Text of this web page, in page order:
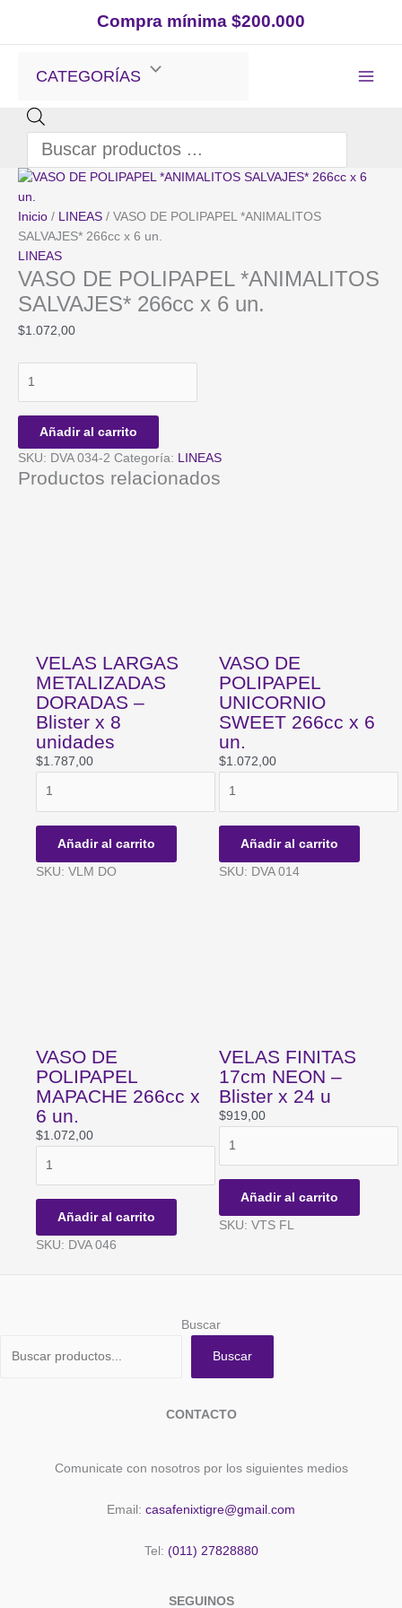
contenido
Compra mínima $200.000
CATEGORÍAS
de
productos
Inicio / LINEAS / VASO DE POLIPAPEL *ANIMALITOS
SALVAJES* 266cc x 6 un.
LINEAS
VASO DE POLIPAPEL *ANIMALITOS
SALVAJES* 266cc x 6 un.
$1.072,00
DE
*ANIMALITOS
SALVAJES*
266cc
x
Añadir al carrito
SKU: DVA 034-2 Categoría: LINEAS
Productos relacionados
VELAS LARGAS
METALIZADAS
DORADAS –
Blister x 8
unidades
$1.787,00
DORADAS
-
Blister
Añadir al carrito
SKU: VLM DO
VASO DE
POLIPAPEL
UNICORNIO
SWEET 266cc x 6
un.
$1.072,00
UNICORNIO
SWEET
266cc
Añadir al carrito
SKU: DVA 014
VASO DE
POLIPAPEL
MAPACHE 266cc x
6 un.
$1.072,00
DE
MAPACHE
266cc
x
Añadir al carrito
SKU: DVA 046
VELAS FINITAS
17cm NEON –
Blister x 24 u
$919,00
FINITAS
NEON
-
Blister
Añadir al carrito
SKU: VTS FL
Buscar
Buscar
CONTACTO
Comunicate con nosotros por los siguientes medios
Email: casafenixtigre@gmail.com
Tel: (011) 27828880
SEGUINOS